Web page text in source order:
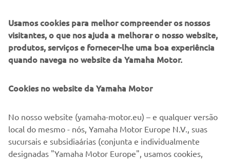
política de privacidade da Yamaha Motor Europe
relacionada com (as áreas protegidas por palavra passe de)
todos os Sites das sucursais e subsidiárias da Yamaha
Motor Europe, os quais estão hiperligados a qualquer um
concordar expressamente com os termos estabelecidos
qualquer termo desta Política de Privacidade, por favor
não use os Sites, nem nos forneça os seus Dados Pessoais.
Certos serviços poderão estar condicionados ao
fornecimento dos seus Dados Pessoais.
Usamos cookies para melhor compreender os nossos
visitantes, o que nos ajuda a melhorar o nosso website,
produtos, serviços e fornecer-lhe uma boa experiência
quando navega no website da Yamaha Motor.
Cookies no website da Yamaha Motor
No nosso website (yamaha-motor.eu) – e qualquer versão
local do mesmo - nós, Yamaha Motor Europe N.V., suas
sucursais e subsidiaárias (conjunta e individualmente
designadas "Yamaha Motor Europe", usamos cookies,